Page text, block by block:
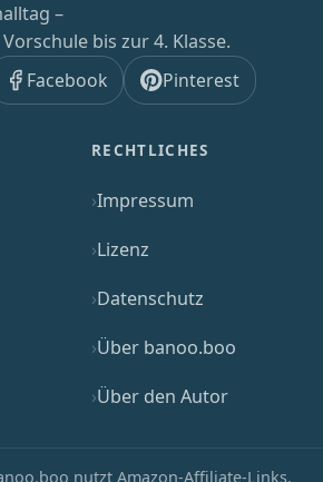
–
bis zur 4. Klasse.
Facebook Pinterest
RECHTLICHES
Impressum
Lizenz
Datenschutz
Über banoo.boo
Über den Autor
nutzt Amazon-Affiliate-Links.